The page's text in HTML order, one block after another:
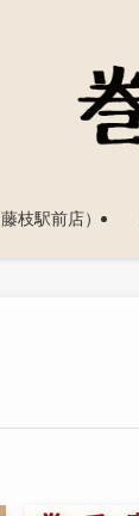
枝駅前店）